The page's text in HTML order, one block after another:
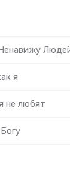
я
не любят